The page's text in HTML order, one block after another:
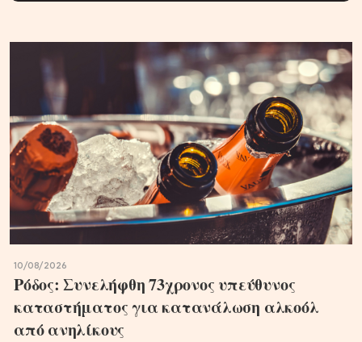
10/08/2026
Ρόδος: Συνελήφθη 73χρονος υπεύθυνος
καταστήματος για κατανάλωση αλκοόλ
από ανηλίκους